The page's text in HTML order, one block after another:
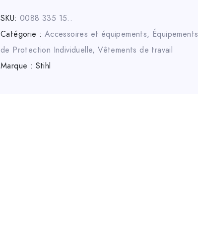
SKU: 0088 335 15..
Catégorie : Accessoires et équipements, Équipements
de Protection Individuelle,Vêtements de travail
Marque : Stihl